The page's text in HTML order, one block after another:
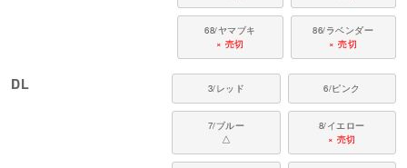
68/ヤマブキ
× 売切
86/ラベンダー
× 売切
DL 3/レッド 6/ピンク
7/ブルー
△
8/イエロー
× 売切